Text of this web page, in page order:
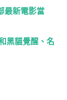
最新電影當
黑貓覺醒、名